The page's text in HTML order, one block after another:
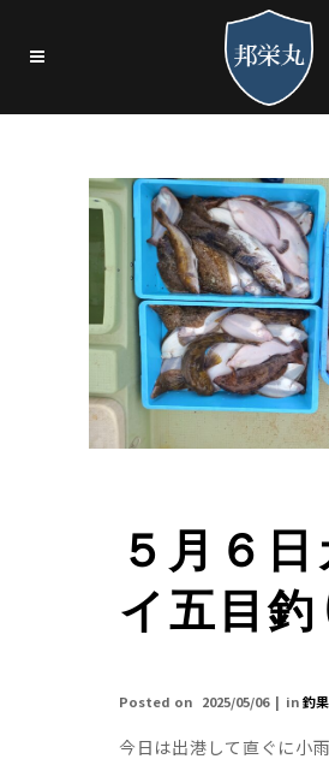
５月６日
イ五目釣
Posted on 2025/05/06 in釣
今日は出港して直ぐに小